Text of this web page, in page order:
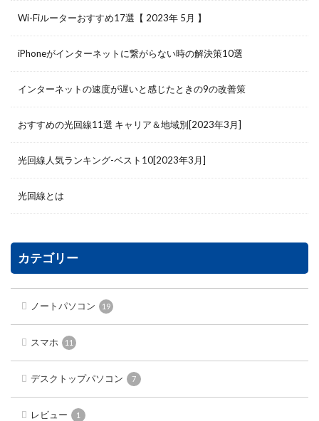
Wi-Fiルーターおすすめ17選【 2023年 5月 】
iPhoneがインターネットに繋がらない時の解決策10選
インターネットの速度が遅いと感じたときの9の改善策
おすすめの光回線11選 キャリア＆地域別[2023年3月]
光回線人気ランキング-ベスト10[2023年3月]
光回線とは
カテゴリー
ノートパソコン 19
スマホ 11
デスクトップパソコン 7
レビュー 1